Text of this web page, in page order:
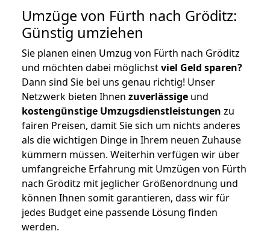
Umzüge von Fürth nach Gröditz:
Günstig umziehen
Sie planen einen Umzug von Fürth nach Gröditz
und möchten dabei möglichstviel Geld sparen?
Dann sind Sie bei uns genau richtig! Unser
Netzwerk bieten Ihnen zuverlässige und
kostengünstige Umzugsdienstleistungen zu
fairen Preisen, damit Sie sich um nichts anderes
als die wichtigen Dinge in Ihrem neuen Zuhause
kümmern müssen. Weiterhin verfügen wir über
umfangreiche Erfahrung mit Umzügen von Fürth
nach Gröditz mit jeglicher Größenordnung und
können Ihnen somit garantieren, dass wir für
jedes Budget eine passende Lösung finden
werden.